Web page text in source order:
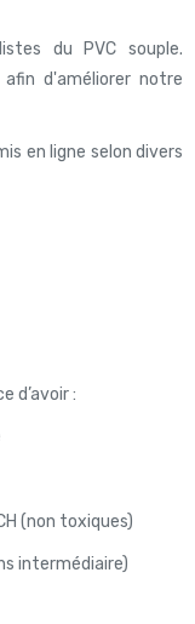
du PVC souple.
d'améliorer notre
en ligne selon divers
d’avoir :
(non toxiques)
intermédiaire)